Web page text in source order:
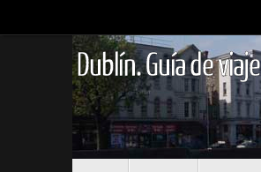
al
Dublín. Guía de